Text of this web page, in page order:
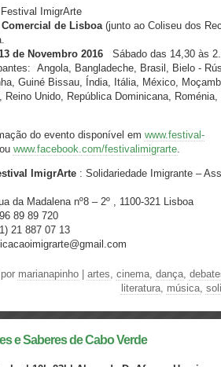
ImigrArte
de Lisboa(junto ao Coliseu dos
de Novembro 2016
Sábado das 14,30 às
Angola, Bangladeche, Brasil, Bielo -
Guiné Bissau, Índia, Itália, México,
Reino Unido, República Dominicana,
do evento disponível em www.festival-
ou www.facebook.com/festivalimigrarte.
ImigrArte : Solidariedade Imigrante –
da Madalena nº8 – 2º , 1100-321 Lisboa
89 89 720
21 887 07 13
marianapinho artes, cinema, dança,
literatura, música,
e Saberes de Cabo Verde